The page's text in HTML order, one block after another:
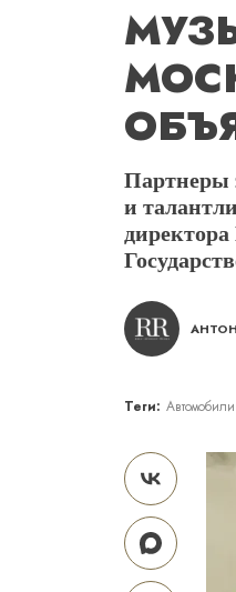
Партнеры
и
Теги: Автомобили